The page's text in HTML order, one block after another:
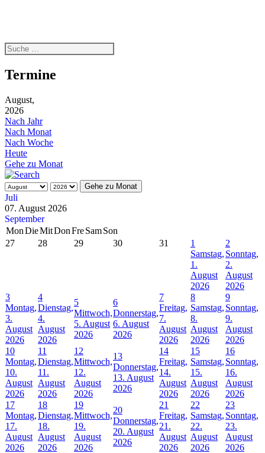
Termine
August,
2026
Nach Jahr
Nach Monat
Nach Woche
Heute
Gehe zu Monat
Gehe zu Monat
Juli
07. August 2026
September
MonDieMitDonFreSamSon
27
28 29 30 31
1
Samstag,
1.
August
2026
2
Sonntag,
2.
August
2026
3
Montag,
3.
August
2026
4
Dienstag,
4.
August
2026
5
Mittwoch,
5. August
2026
6
Donnerstag,
6. August
2026
7
Freitag,
7.
August
2026
8
Samstag,
8.
August
2026
9
Sonntag,
9.
August
2026
10
Montag,
10.
August
2026
11
Dienstag,
11.
August
2026
12
Mittwoch,
12.
August
2026
13
Donnerstag,
13. August
2026
14
Freitag,
14.
August
2026
15
Samstag,
15.
August
2026
16
Sonntag,
16.
August
2026
17
Montag,
17.
August
2026
18
Dienstag,
18.
August
2026
19
Mittwoch,
19.
August
2026
20
Donnerstag,
20. August
2026
21
Freitag,
21.
August
2026
22
Samstag,
22.
August
2026
23
Sonntag,
23.
August
2026